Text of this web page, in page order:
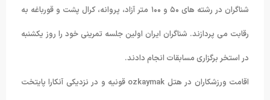
شناگران در رشته های ۵۰ و ۱۰۰ متر آزاد، پروانه، کرال پشت و قورباغه به
رقابت می پردازند. شناگران ایران اولین جلسه تمرینی خود را روز یکشنبه
در استخر برگزاری مسابقات انجام دادند.
اقامت ورزشکاران در هتل ozkaymak قونیه و در نزدیکی آنکارا پایتخت